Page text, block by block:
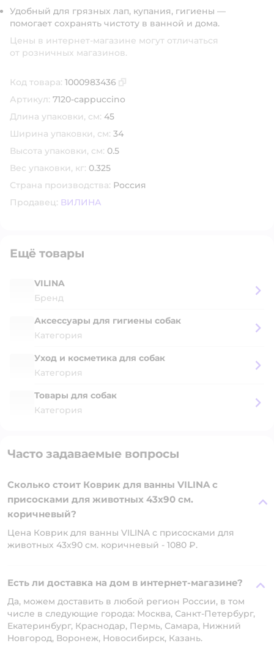
Удобный для грязных лап, купания, гигиены —
помогает сохранять чистоту в ванной и дома.
Цены в интернет-магазине могут отличаться
от розничных магазинов.
Код товара: 1000983436
Артикул: 7120-cappuccino
Длина упаковки, см: 45
Ширина упаковки, см: 34
Высота упаковки, см: 0.5
Вес упаковки, кг: 0.325
Страна производства: Россия
Продавец: ВИЛИНА
Ещё товары
VILINA
Бренд
Аксессуары для гигиены собак
Категория
Уход и косметика для собак
Категория
Товары для собак
Категория
Часто задаваемые вопросы
Сколько стоит Коврик для ванны VILINA c
присосками для животных 43х90 см.
коричневый?
Цена Коврик для ванны VILINA c присосками для
животных 43х90 см. коричневый - 1080 ₽.
Есть ли доставка на дом в интернет-магазине?
Да, можем доставить в любой регион России, в том
числе в следующие города: Москва, Санкт-Петербург,
Екатеринбург, Краснодар, Пермь, Самара, Нижний
Новгород, Воронеж, Новосибирск, Казань.